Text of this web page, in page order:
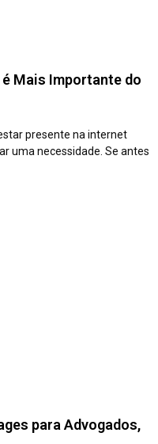
é Mais Importante do
presente na internet
uma necessidade. Se antes
para Advogados,